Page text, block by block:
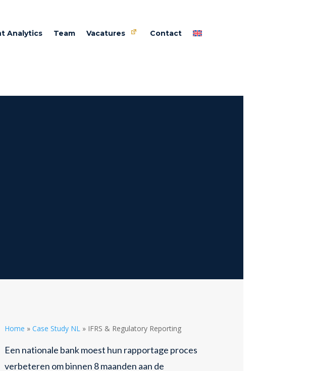
Analytics Team Vacatures Contact
Home » Case Study NL» IFRS & Regulatory Reporting
Een nationale bank moest hun rapportage proces
verbeteren om binnen 8 maanden aan de